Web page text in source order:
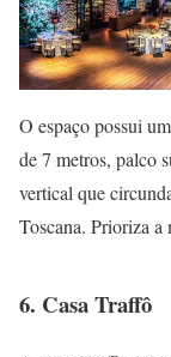
O espaço possui
de 7 metros, palco
vertical que
Toscana. Prioriza
6. Casa Traffô